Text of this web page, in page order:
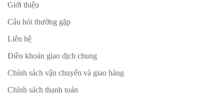
Giới thiệu
Câu hỏi thường gặp
Liên hệ
Điều khoản giao dịch chung
Chính sách vận chuyển và giao hàng
Chính sách thanh toán